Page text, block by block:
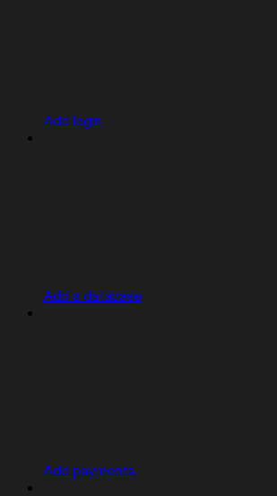
Add login
Add a database
Add payments